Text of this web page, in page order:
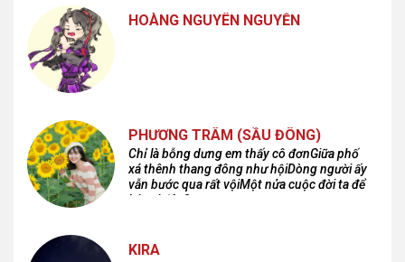
HOÀNG NGUYÊN NGUYỄN
PHƯƠNG TRÂM (SẦU ĐÔNG)
Chỉ là bỗng dưng em thấy cô đơnGiữa phố
xá thênh thang đông như hộiDòng người ấy
vẫn bước qua rất vộiMột nửa cuộc đời ta để
lại nơi đâu?
KIRA